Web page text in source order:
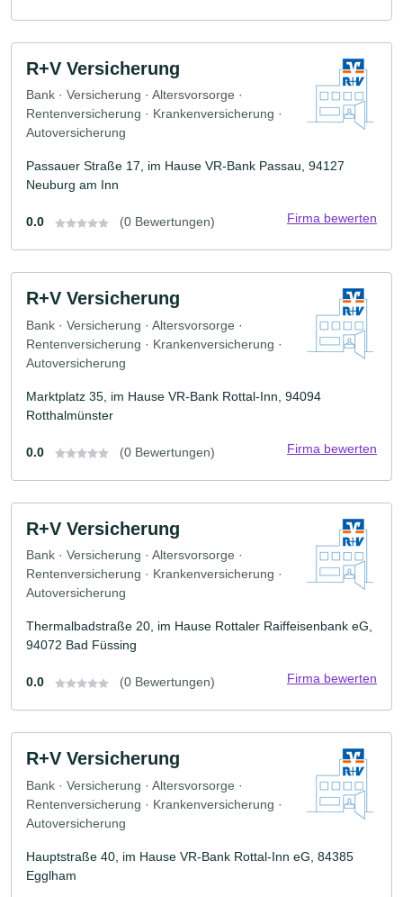
R+V Versicherung
Bank · Versicherung · Altersvorsorge ·
Rentenversicherung · Krankenversicherung ·
Autoversicherung
Passauer Straße 17, im Hause VR-Bank Passau, 94127
Neuburg am Inn
0.0 (0 Bewertungen) Firma bewerten
R+V Versicherung
Bank · Versicherung · Altersvorsorge ·
Rentenversicherung · Krankenversicherung ·
Autoversicherung
Marktplatz 35, im Hause VR-Bank Rottal-Inn, 94094
Rotthalmünster
0.0 (0 Bewertungen) Firma bewerten
R+V Versicherung
Bank · Versicherung · Altersvorsorge ·
Rentenversicherung · Krankenversicherung ·
Autoversicherung
Thermalbadstraße 20, im Hause Rottaler Raiffeisenbank eG,
94072 Bad Füssing
0.0 (0 Bewertungen) Firma bewerten
R+V Versicherung
Bank · Versicherung · Altersvorsorge ·
Rentenversicherung · Krankenversicherung ·
Autoversicherung
Hauptstraße 40, im Hause VR-Bank Rottal-Inn eG, 84385
Egglham